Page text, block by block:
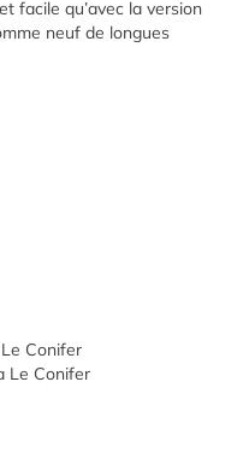
facile qu’avec la version
neuf de longues
Conifer
Le Conifer